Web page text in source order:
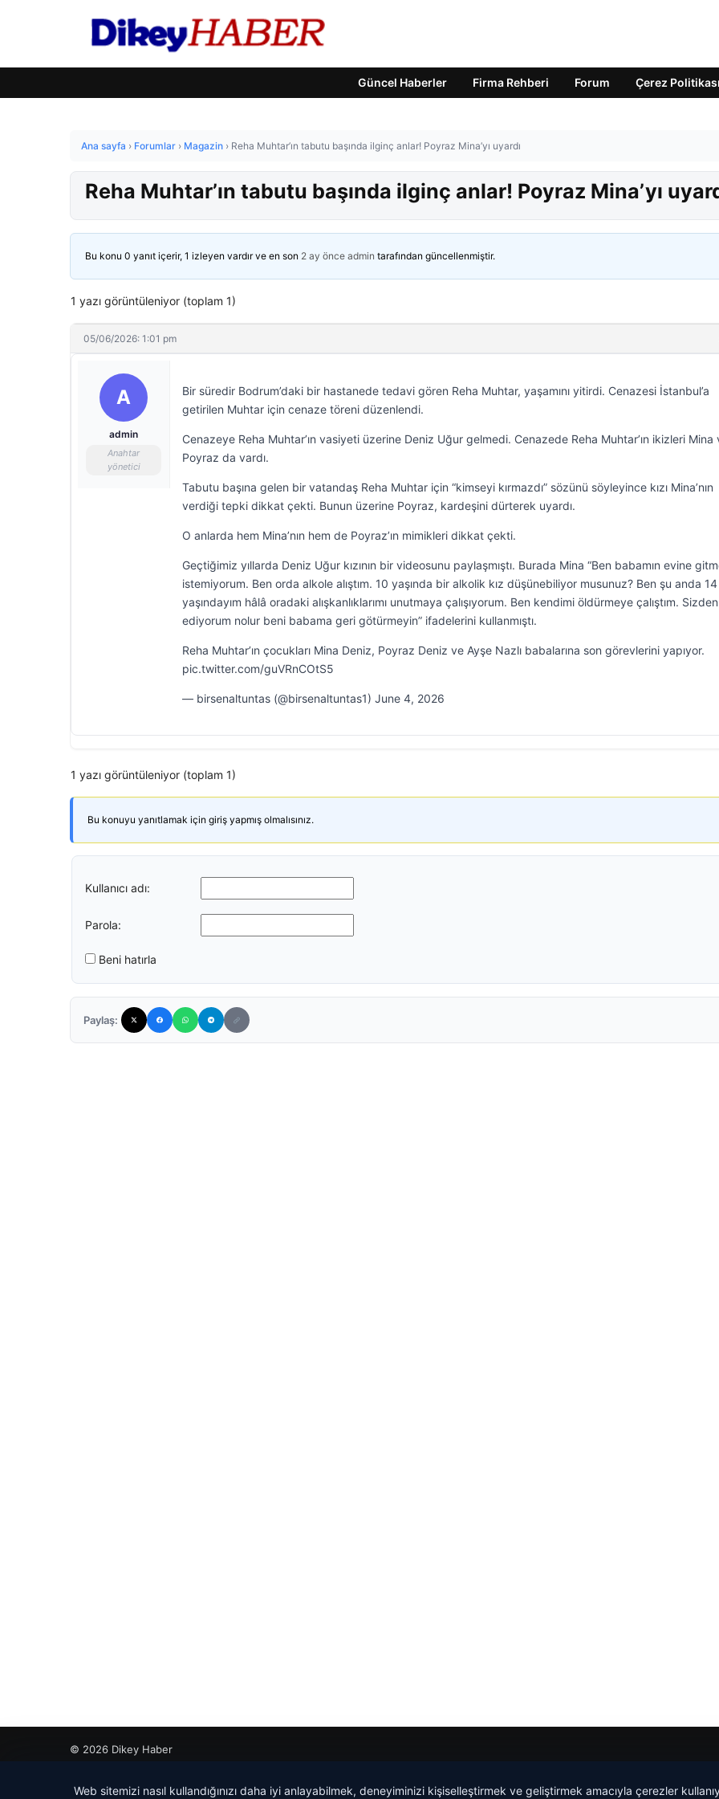
Güncel Haberler Firma Rehberi Forum Çerez Politikası
Ana sayfa › Forumlar › Magazin › Reha Muhtar’ın tabutu başında ilginç anlar! Poyraz Mina’yı uyardı
Reha Muhtar’ın tabutu başında ilginç anlar! Poyraz Mina’yı
Bu konu 0 yanıt içerir, 1 izleyen vardır ve en son 2 ay önce admin tarafından güncellenmiştir.
1 yazı görüntüleniyor (toplam 1)
05/06/2026: 1:01 pm
A
admin
Anahtar
yönetici
Bir süredir Bodrum’daki bir hastanede tedavi gören Reha Muhtar, yaşamını yitirdi. Cenazesi İstanbul’a
getirilen Muhtar için cenaze töreni düzenlendi.
Cenazeye Reha Muhtar’ın vasiyeti üzerine Deniz Uğur gelmedi. Cenazede Reha Muhtar’ın ikizleri Mina
Poyraz da vardı.
Tabutu başına gelen bir vatandaş Reha Muhtar için “kimseyi kırmazdı” sözünü söyleyince kızı Mina’nın
verdiği tepki dikkat çekti. Bunun üzerine Poyraz, kardeşini dürterek uyardı.
O anlarda hem Mina’nın hem de Poyraz’ın mimikleri dikkat çekti.
Geçtiğimiz yıllarda Deniz Uğur kızının bir videosunu paylaşmıştı. Burada Mina “Ben babamın evine
istemiyorum. Ben orda alkole alıştım. 10 yaşında bir alkolik kız düşünebiliyor musunuz? Ben şu anda 14
yaşındayım hâlâ oradaki alışkanlıklarımı unutmaya çalışıyorum. Ben kendimi öldürmeye çalıştım.
ediyorum nolur beni babama geri götürmeyin” ifadelerini kullanmıştı.
Reha Muhtar’ın çocukları Mina Deniz, Poyraz Deniz ve Ayşe Nazlı babalarına son görevlerini yapıyor.
pic.twitter.com/guVRnCOtS5
— birsenaltuntas (@birsenaltuntas1) June 4, 2026
1 yazı görüntüleniyor (toplam 1)
Bu konuyu yanıtlamak için giriş yapmış olmalısınız.
Kullanıcı adı:
Parola:
Beni hatırla
Paylaş:
© 2026 Dikey Haber
Web sitemizi nasıl kullandığınızı daha iyi anlayabilmek, deneyiminizi kişiselleştirmek ve geliştirmek amacıyla çerezler